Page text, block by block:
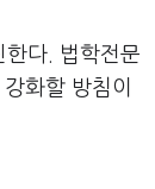
다. 법학전문
화할 방침이